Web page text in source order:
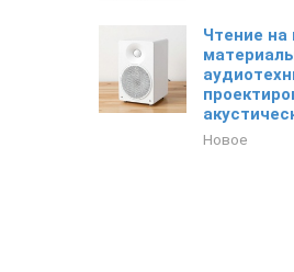
Чтение
Новое